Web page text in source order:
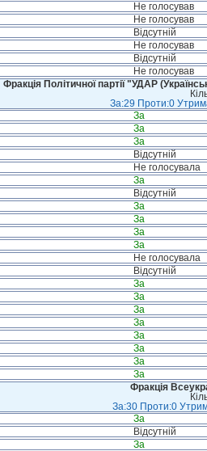
Не голосував
Не голосував
Відсутній
Не голосував
Відсутній
Не голосував
Фракція Політичної партії "УДАР
За:29 Проти:0
За
За
За
Відсутній
Не голосувала
За
Відсутній
За
За
За
За
Не голосувала
Відсутній
За
За
За
За
За
За
За
За
Фракція
За:30 Проти:0
За
Відсутній
За